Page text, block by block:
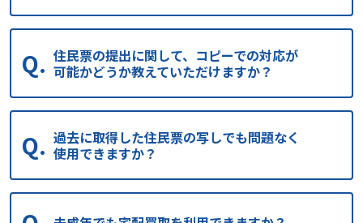
住民票の提出に関して、コピーでの対応が
可能かどうか教えていただけますか？
過去に取得した住民票の写しでも問題なく
使用できますか？